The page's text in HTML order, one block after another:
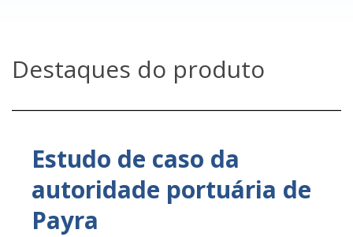
Destaques do produto
Estudo de caso da
autoridade portuária de
Payra